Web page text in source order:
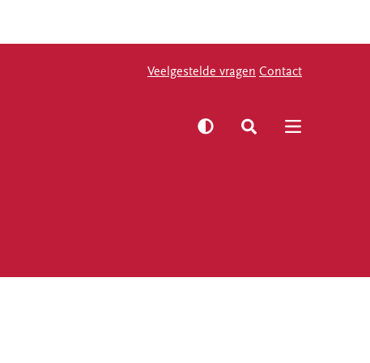
Veelgestelde vragen Contact
Veelgestelde vragen Contact